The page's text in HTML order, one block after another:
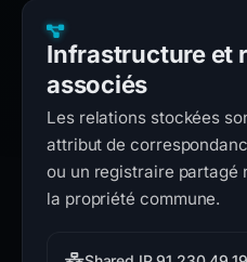
Infrastructure et
associés
Les relations stockées
attribut de
ou un registraire partagé
la propriété commune.